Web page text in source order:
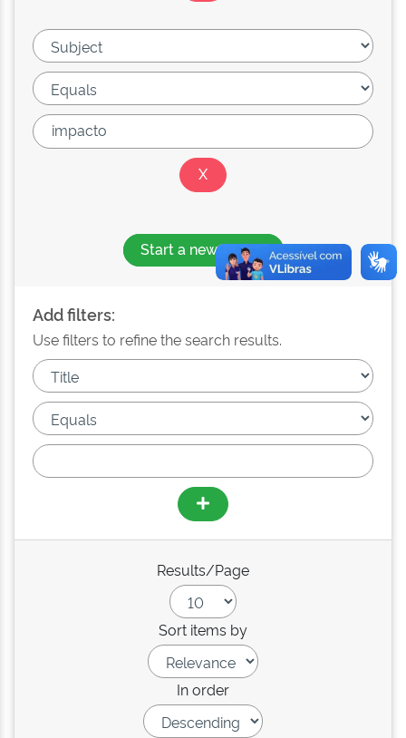
Start a new search
Add filters:
Use filters to refine the search results.
Results/Page
Sort items by
In order